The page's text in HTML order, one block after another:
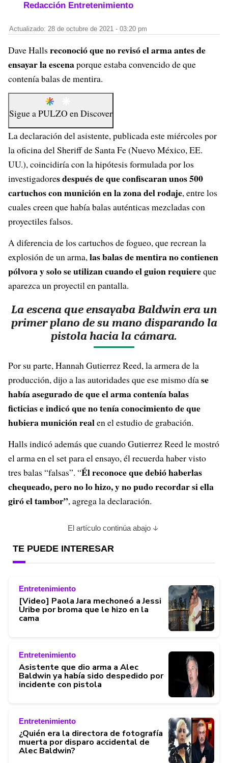
Redacción Entretenimiento
Actualizado: 28 de octubre de 2021 - 03:20 pm
Dave Halls reconoció que no revisó el arma antes de
ensayar la escenaporque estaba convencido de que
contenía balas de mentira.
Sigue aPULZO enDiscover
La declaración del asistente, publicada este miércoles por
la oficina del Sheriff de Santa Fe (Nuevo México, EE.
UU.), coincidiría con la hipótesis formulada por los
investigadores después de que confiscaran unos 500
cartuchos con munición en la zona del rodaje, entre los
cuales creen que había balas auténticas mezcladas con
proyectiles falsos.
A diferencia de los cartuchos de fogueo, que recrean la
explosión de un arma,las balas de mentira no contienen
pólvora y solo se utilizan cuando el guion requiereque
aparezca un proyectil en pantalla.
La escena que ensayaba Baldwin era un
primer plano de su mano disparando la
pistola hacia la cámara.
Por su parte, Hannah Gutierrez Reed, la armera de la
producción, dijo a las autoridades que ese mismo díase
había asegurado de que el arma contenía balas
ficticias e indicó que no tenía conocimiento de que
hubiera munición realen el estudio de grabación.
Halls indicó además que cuando Gutierrez Reed le mostró
el arma en el set para el ensayo, él recuerda haber visto
tres balas “falsas”. “Él reconoce que debió haberlas
chequeado, pero no lo hizo, y no pudo recordar si ella
giró el tambor”, agrega la declaración.
El artículo continúa abajo
TE PUEDE INTERESAR
Entretenimiento
[Video] Paola Jara mechoneó a Jessi
Uribe por broma que le hizo en la
cama
Entretenimiento
Asistente que dio arma a Alec
Baldwin ya había sido despedido por
incidente con pistola
Entretenimiento
¿Quién era la directora de fotografía
muerta por disparo accidental de
Alec Baldwin?